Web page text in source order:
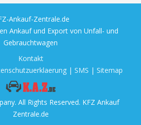
Ankauf-Zentrale.de
Ankauf und Export von Unfall- und
Gebrauchtwagen
Kontakt
| SMS | Sitemap
All Rights Reserved. KFZ Ankauf
Zentrale.de